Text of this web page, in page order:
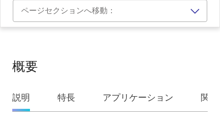
ページセクションへ移動：
概要
概
要
説明 特長 アプリケーション 関